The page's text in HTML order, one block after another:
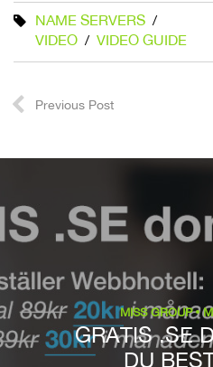
NAME SERVERS
VIDEO
VIDEO GUIDE
Previous Post
MISS GROUP
GRATIS .SE
DU